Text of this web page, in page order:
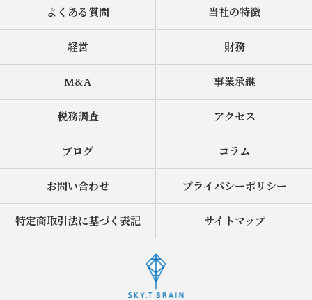
よくある質問 当社の特徴
経営 財務
M&A 事業承継
税務調査 アクセス
ブログ コラム
お問い合わせ プライバシーポリシー
特定商取引法に基づく表記 サイトマップ